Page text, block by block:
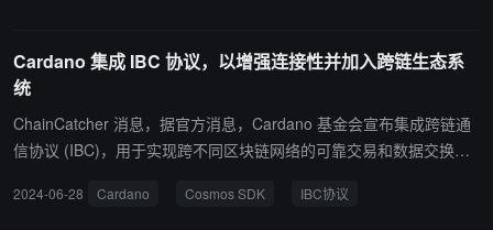
rchain Labs 在内的团队推动，并计划作为 IBC-go v10 的一部分于今
年发布。
Cardano 集成 IBC 协议，以增强连接性并加入跨链生态系
统
ChainCatcher 消息，据官方消息，Cardano 基金会宣布集成跨链通
信协议 (IBC)，用于实现跨不同区块链网络的可靠交易和数据交换，
o，寻求在 Cardano 网络和基于 Cosmos SDK 的侧链之间建立桥梁
2024-06-28 Cardano Cosmos SDK IBC协议